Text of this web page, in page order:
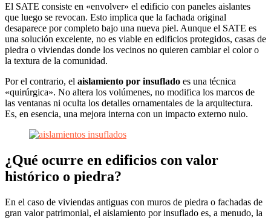
El SATE consiste en «envolver» el edificio con paneles aislantes
que luego se revocan. Esto implica que la fachada original
desaparece por completo bajo una nueva piel. Aunque el SATE es
una solución excelente, no es viable en edificios protegidos, casas de
piedra o viviendas donde los vecinos no quieren cambiar el color o
la textura de la comunidad.
Por el contrario, el aislamiento por insuflado es una técnica
«quirúrgica». No altera los volúmenes, no modifica los marcos de
las ventanas ni oculta los detalles ornamentales de la arquitectura.
Es, en esencia, una mejora interna con un impacto externo nulo.
¿Qué ocurre en edificios con valor
histórico o piedra?
En el caso de viviendas antiguas con muros de piedra o fachadas de
gran valor patrimonial, el aislamiento por insuflado es, a menudo, la